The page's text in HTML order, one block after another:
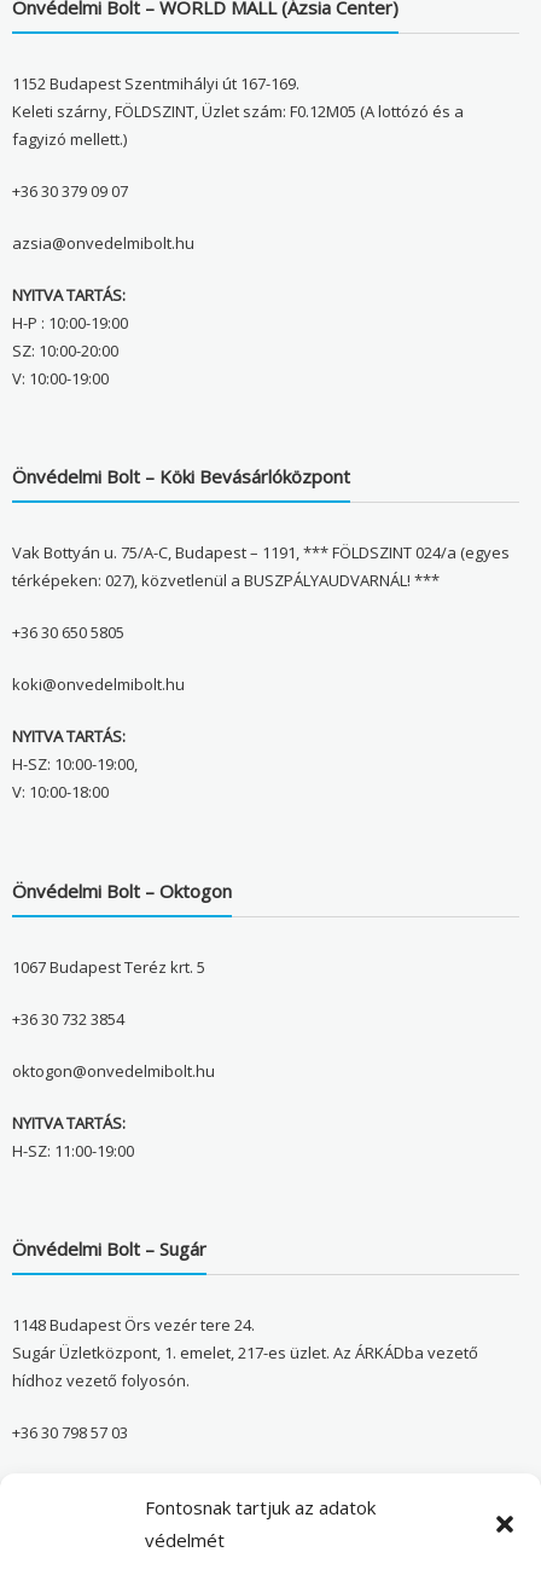
Fontosnak tartjuk az adatok
védelmét
Önvédelmi Bolt – WORLD MALL (Ázsia Center)
1152 Budapest Szentmihályi út 167-169.
Keleti szárny, FÖLDSZINT, Üzlet szám: F0.12M05 (A lottózó és a
fagyizó mellett.)
+36 30 379 09 07
azsia@onvedelmibolt.hu
NYITVA TARTÁS:
H-P : 10:00-19:00
SZ: 10:00-20:00
V: 10:00-19:00
Önvédelmi Bolt – Köki Bevásárlóközpont
Vak Bottyán u. 75/A-C, Budapest – 1191, *** FÖLDSZINT 024/a (egyes
térképeken: 027), közvetlenül a BUSZPÁLYAUDVARNÁL! ***
+36 30 650 5805
koki@onvedelmibolt.hu
NYITVA TARTÁS:
H-SZ: 10:00-19:00,
V: 10:00-18:00
Önvédelmi Bolt – Oktogon
1067 Budapest Teréz krt. 5
+36 30 732 3854
oktogon@onvedelmibolt.hu
NYITVA TARTÁS:
H-SZ: 11:00-19:00
Önvédelmi Bolt – Sugár
1148 Budapest Örs vezér tere 24.
Sugár Üzletközpont, 1. emelet, 217-es üzlet. Az ÁRKÁDba vezető
hídhoz vezető folyosón.
+36 30 798 57 03